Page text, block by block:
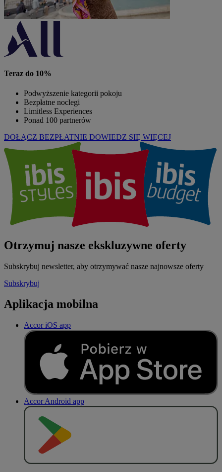
Teraz do 10%
Podwyższenie kategorii pokoju
Bezpłatne noclegi
Limitless Experiences
Ponad 100 partnerów
DOŁĄCZ BEZPŁATNIE DOWIEDZ SIĘ WIĘCEJ
Otrzymuj nasze ekskluzywne oferty
Subskrybuj newsletter, aby otrzymywać nasze najnowsze oferty
Subskrybuj
Aplikacja mobilna
Accor iOS app
Accor Android app